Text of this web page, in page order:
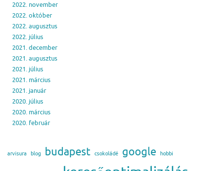
2022. november
2022. október
2022. augusztus
2022. július
2021. december
2021. augusztus
2021. július
2021. március
2021. január
2020. július
2020. március
2020. február
arvisura blog budapest csokoládé google hobbi